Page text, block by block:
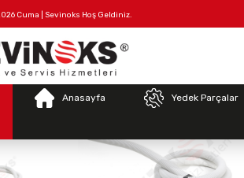
Cuma | Sevinoks Hoş Geldiniz.
Hakkımızdaİletişim
Anasayfa
Yedek Parçalar